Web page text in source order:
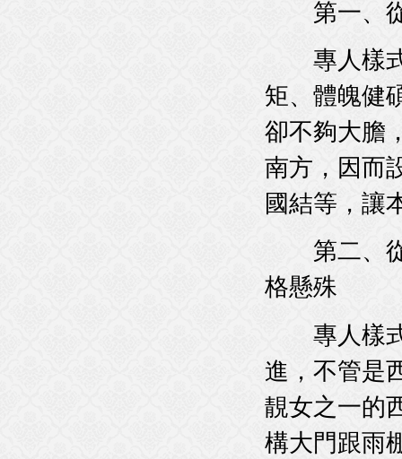
第一、
專人樣式
矩、體魄健
卻不夠大膽
南方，因而
國結等
第二、從
格懸殊
專人樣式是
進，不管
靚女之一的西
構大門跟雨